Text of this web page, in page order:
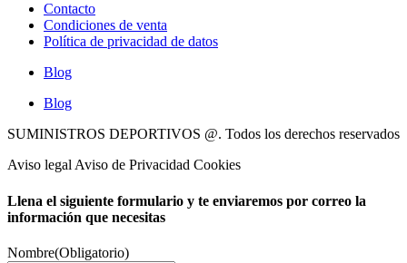
Contacto
Condiciones de venta
Política de privacidad de datos
Blog
Blog
SUMINISTROS DEPORTIVOS @. Todos los derechos reservados
Aviso legal Aviso de Privacidad Cookies
Llena el siguiente formulario y te enviaremos por correo la
información que necesitas
Nombre(Obligatorio)